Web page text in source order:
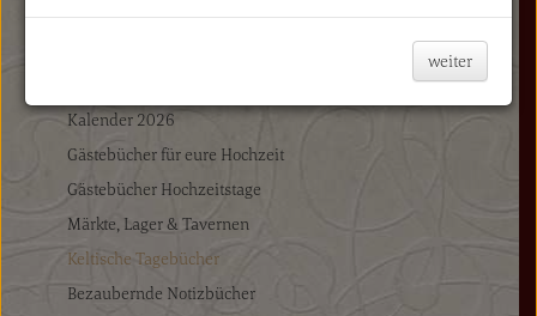
Kalender 2026
Gästebücher für eure Hochzeit
Gästebücher Hochzeitstage
Märkte, Lager & Tavernen
Keltische Tagebücher
Bezaubernde Notizbücher
weiter